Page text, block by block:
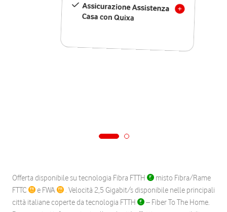
Assicurazione Assistenza
Casa con Quixa
Offerta disponibile su tecnologia Fibra FTTH
misto Fibra/Rame
FTTC
e FWA
. Velocità 2,5 Gigabit/s disponibile nelle principali
città italiane coperte da tecnologia FTTH
– Fiber To The Home.